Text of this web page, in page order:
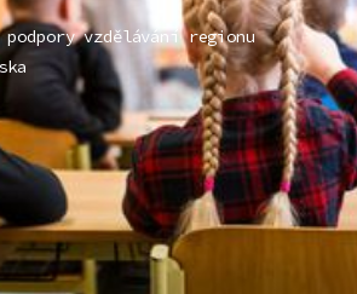
vzdělávání regionu